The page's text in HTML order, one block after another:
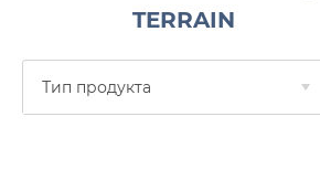
TERRAIN
Тип продукта